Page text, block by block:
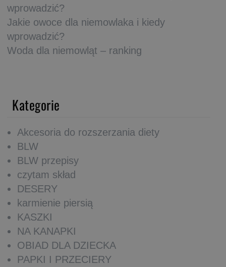
wprowadzić?
Jakie owoce dla niemowlaka i kiedy
wprowadzić?
Woda dla niemowląt – ranking
Kategorie
Akcesoria do rozszerzania diety
BLW
BLW przepisy
czytam skład
DESERY
karmienie piersią
KASZKI
NA KANAPKI
OBIAD DLA DZIECKA
PAPKI I PRZECIERY